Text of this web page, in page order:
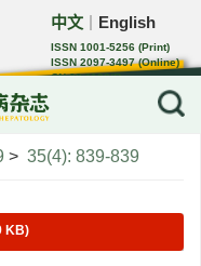
中文 English
ISSN 1001-5256 (Print)
ISSN 2097-3497 (Online)
CN 22-1108/R
> 35(4): 839-839
KB)